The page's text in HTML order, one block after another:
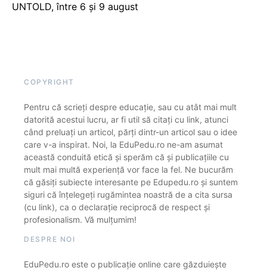
UNTOLD, între 6 și 9 august
COPYRIGHT
Pentru că scrieți despre educație, sau cu atât mai mult
datorită acestui lucru, ar fi util să citați cu link, atunci
când preluați un articol, părți dintr-un articol sau o idee
care v-a inspirat. Noi, la EduPedu.ro ne-am asumat
această conduită etică și sperăm că și publicațiile cu
mult mai multă experiență vor face la fel. Ne bucurăm
că găsiți subiecte interesante pe Edupedu.ro și suntem
siguri că înțelegeți rugămintea noastră de a cita sursa
(cu link), ca o declarație reciprocă de respect și
profesionalism. Vă mulțumim!
DESPRE NOI
EduPedu.ro este o publicație online care găzduiește